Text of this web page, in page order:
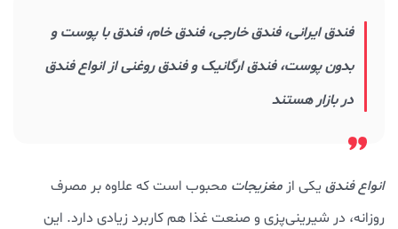
فندق ایرانی، فندق خارجی، فندق خام، فندق با پوست و
بدون پوست، فندق ارگانیک و فندق روغنی از انواع فندق
در بازار هستند
انواع فندق یکی از مغزیجات محبوب است که علاوه بر مصرف
روزانه، در شیرینی‌پزی و صنعت غذا هم کاربرد زیادی دارد. این